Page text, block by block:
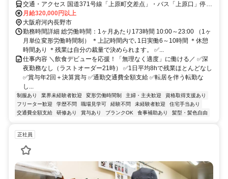
交通・アクセス 国道371号線「上原町交差点」・バス「上原口」停留
所/徒歩約4分
月給320,000円以上
大阪府河内長野市
勤務時間詳細 総労働時間：1ヶ月あたり173時間 10:00～23:00 （1ヶ
月単位変形労働時間制） ＊上記時間内で､1日実働6～10時間 ＊休憩
時間あり ＊残業は自分の裁量で決められます。 ✅...
仕事内容 ＼飲食デビューを応援！「無理なく適度」に働ける／ ✅深
夜勤務なし（ラストオーダー21時） ✅1日平均8hで残業ほとんどなし
✅賞与年2回＋決算賞与 ✅通勤交通費全額支給 ✅転居を伴う転勤な
し...
制服あり 業界未経験者歓迎 変形労働時間制 主婦・主夫歓迎
資格取得支援あり
フリーター歓迎
学歴不問 職場見学可 経験不問 未経験者歓迎
住宅手当あり
交通費全額支給
研修あり 賞与あり ブランクOK 食事補助あり 髪型・髪色自由
正社員